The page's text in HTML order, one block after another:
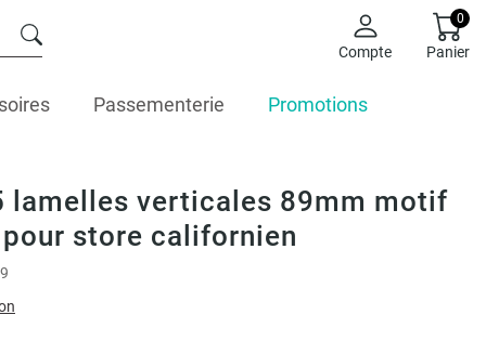
Compte
0
Panier
Passementerie Promotions
lamelles verticales 89mm motif
pour store californien